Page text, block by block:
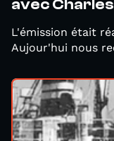
avec Charles
L'émission était
Aujour'hui nous